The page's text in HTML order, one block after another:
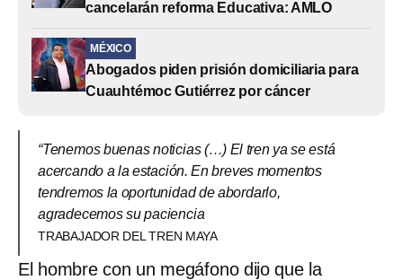
cancelarán reforma Educativa: AMLO
MÉXICO
Abogados piden prisión domiciliaria para
Cuauhtémoc Gutiérrez por cáncer
“Tenemos buenas noticias (…) El tren ya se está
acercando a la estación. En breves momentos
tendremos la oportunidad de abordarlo,
agradecemos su paciencia
TRABAJADOR DEL TREN MAYA
El hombre con un megáfono dijo que la